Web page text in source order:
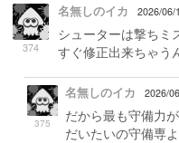
374
名無しのイカ 2026/06/
シューターは撃ちミ
すぐ修正出来ちゃう
375
名無しのイカ 2026/
だから最も守備力
だいたいの守備専